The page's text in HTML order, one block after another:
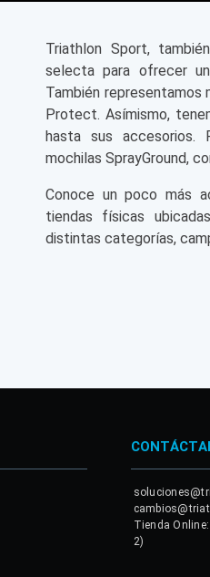
Triathlon Sport,
selecta para ofrecer
También representamos
Protect. Asímismo,
hasta sus accesorios.
mochilas SprayGround,
Conoce un poco más
tiendas físicas
distintas categorías,
Tienda
2)